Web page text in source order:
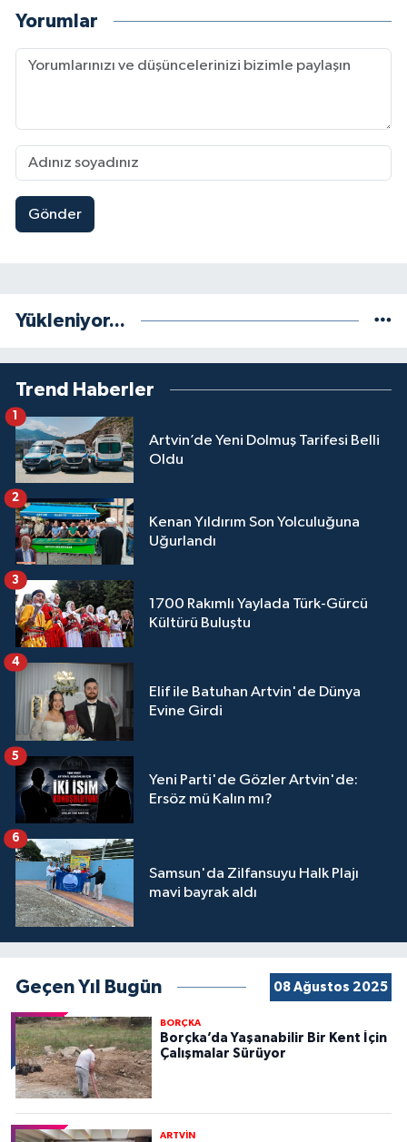
Yorumlar
Gönder
Yükleniyor...
Trend Haberler
Artvin’de Yeni Dolmuş Tarifesi Belli
Oldu
Kenan Yıldırım Son Yolculuğuna
Uğurlandı
2
1700 Rakımlı Yaylada Türk-Gürcü
Kültürü Buluştu
3
Elif ile Batuhan Artvin'de Dünya
Evine Girdi
4
Yeni Parti'de Gözler Artvin'de:
Ersöz mü Kalın mı?
5
Samsun'da Zilfansuyu Halk Plajı
mavi bayrak aldı
6
Geçen Yıl Bugün 08 Ağustos 2025
BORÇKA
Borçka’da Yaşanabilir Bir Kent İçin
Çalışmalar Sürüyor
ARTVİN